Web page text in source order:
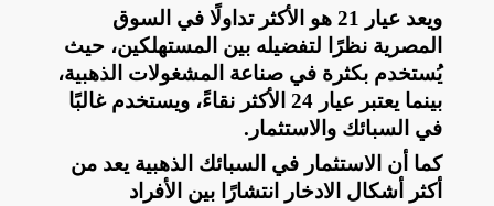
ويعد عيار 21 هو الأكثر تداولًا في السوق
المصرية نظرًا لتفضيله بين المستهلكين، حيث
يُستخدم بكثرة في صناعة المشغولات الذهبية،
بينما يعتبر عيار 24 الأكثر نقاءً، ويستخدم غالبًا
في السبائك والاستثمار .
كما أن الاستثمار في السبائك الذهبية يعد من
أكثر أشكال الادخار انتشارًا بين الأفراد